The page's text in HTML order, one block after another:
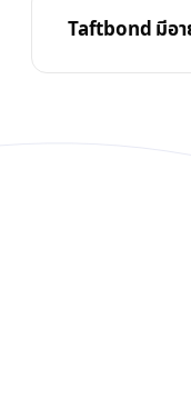
Taftbond มีอา